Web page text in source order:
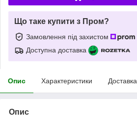
Що таке купити з Пром?
Замовлення під захистом
Доступна доставка
Опис Характеристики Доставка
Опис